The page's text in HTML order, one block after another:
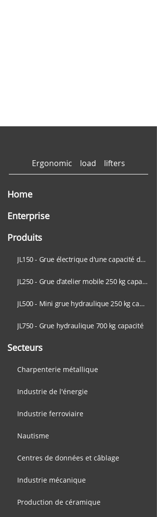
Ergonomic load lifters
Home
Enterprise
Produits
JL150 - Grue électrique d'une capacité de 150 kg
JL250 - Grue d’atelier mobile 250 kg capacité
JL500 - Mini grue hydraulique 250 kg capacité
JL750 - Grue hydraulique 700 kg capacité
Secteurs
Charpenterie métallique
Industrie de l'énergie
Industrie ferroviaire
Nautisme
Centres de données et câblage
Industrie mécanique
Production de céramique